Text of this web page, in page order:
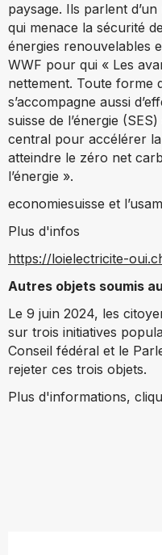
paysage. Ils parlent
qui menace la sécurité
énergies renouvelables
WWF pour qui « Les
nettement. Toute forme
s’accompagne aussi
suisse de l’énergie
central pour accélérer
atteindre le zéro net
l’énergie ».
economiesuisse et
Plus d'infos
https://loielectricite-
Autres objets soumis
Le 9 juin 2024, les
sur trois initiatives
Conseil fédéral et le
rejeter ces trois objets.
Plus d'informations,